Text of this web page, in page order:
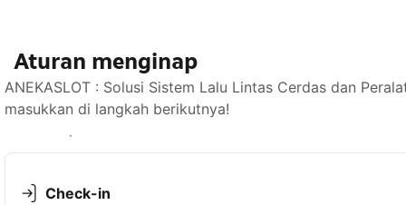
Aturan menginap
ANEKASLOT : Solusi Sistem Lalu Lintas Cerdas dan
masukkan di langkah berikutnya!
Lihat ketersediaan
Check-in